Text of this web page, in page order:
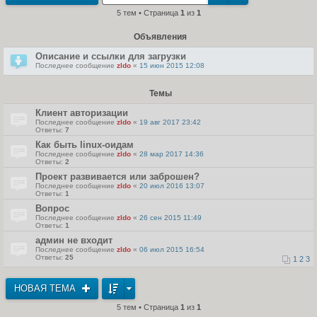
н
5 тем • Страница 1 из 1
Объявления
Описание и ссылки для загрузки
Последнее сообщение zldo « 15 июн 2015 12:08
Темы
Клиент авторизации
Последнее сообщение zldo « 19 авг 2017 23:42
Ответы: 7
Как быть linux-оидам
Последнее сообщение zldo « 28 мар 2017 14:36
Ответы: 2
Проект развивается или заброшен?
Последнее сообщение zldo « 20 июл 2016 13:07
Ответы: 1
Вопрос
Последнее сообщение zldo « 26 сен 2015 11:49
Ответы: 1
админ не входит
Последнее сообщение zldo « 06 июл 2015 16:54
Ответы: 25 1 2 3
НОВАЯ ТЕМА
5 тем • Страница 1 из 1